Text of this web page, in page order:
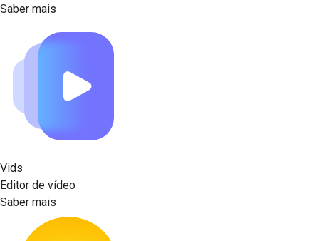
Saber mais
Vids
Editor de vídeo
Saber mais